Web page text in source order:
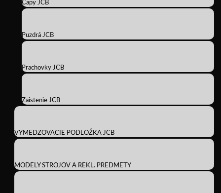
Čapy JCB
Puzdrá JCB
Prachovky JCB
Zaistenie JCB
VYMEDZOVACIE PODLOŽKA JCB
MODELY STROJOV A REKL. PREDMETY